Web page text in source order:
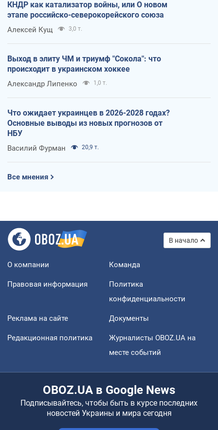
КНДР как катализатор войны, или О новом
этапе российско-северокорейского союза
Алексей Кущ 3,0 т.
Выход в элиту ЧМ и триумф "Сокола": что
происходит в украинском хоккее
Александр Липенко 1,0 т.
Что ожидает украинцев в 2026-2028 годах?
Основные выводы из новых прогнозов от
НБУ
Василий Фурман 20,9 т.
Все мнения
В начало
О компании Команда
Правовая информация
Политика
конфиденциальности
Реклама на сайте Документы
Редакционная политика
Журналисты OBOZ.UA на
месте событий
OBOZ.UA в Google News
Подписывайтесь, чтобы быть в курсе последних
новостей Украины и мира сегодня